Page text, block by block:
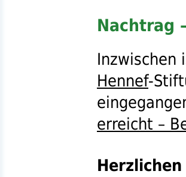
Nachtrag
Inzwischen
Hennef-
erreicht –